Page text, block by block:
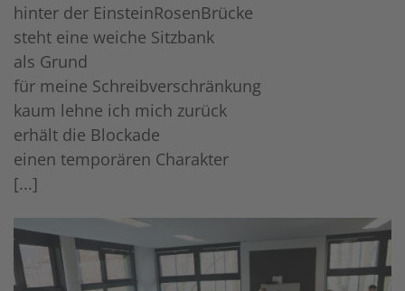
hinter der EinsteinRosenBrücke
steht eine weiche Sitzbank
als Grund
für meine Schreibverschränkung
kaum lehne ich mich zurück
erhält die Blockade
einen temporären Charakter
[...]